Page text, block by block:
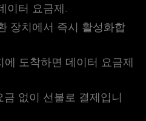
이터 요금제.
장치에서 즉시 활성화합
도착하면 데이터 요금제
없이 선불로 결제입니